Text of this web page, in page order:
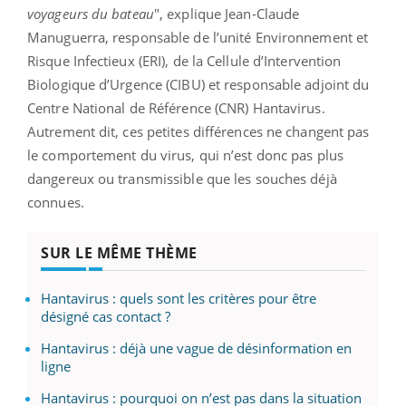
voyageurs du bateau", explique Jean-Claude
Manuguerra, responsable de l’unité Environnement et
Risque Infectieux (ERI), de la Cellule d’Intervention
Biologique d’Urgence (CIBU) et responsable adjoint du
Centre National de Référence (CNR) Hantavirus.
Autrement dit, ces petites différences ne changent pas
le comportement du virus, qui n’est donc pas plus
dangereux ou transmissible que les souches déjà
connues.
SUR LE MÊME THÈME
Hantavirus : quels sont les critères pour être
désigné cas contact ?
Hantavirus : déjà une vague de désinformation en
ligne
Hantavirus : pourquoi on n’est pas dans la situation